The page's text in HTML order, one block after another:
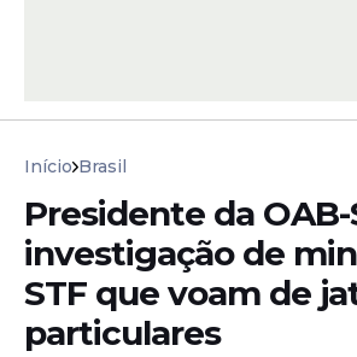
Início Brasil
Presidente da
investigação de
STF que voam de
particulares